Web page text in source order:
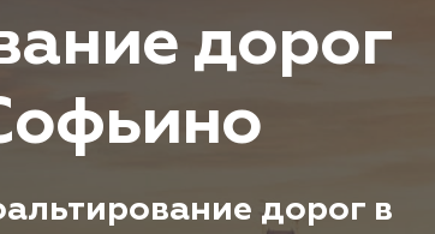
дорог
дорог в